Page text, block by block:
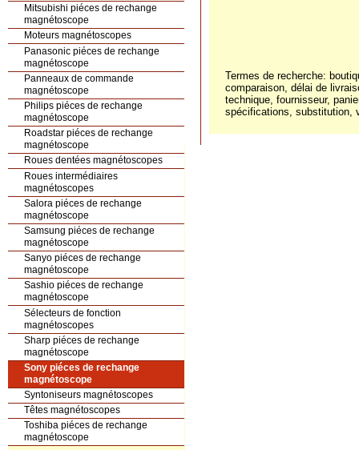
Mitsubishi piéces de rechange
magnétoscope
Moteurs magnétoscopes
Panasonic piéces de rechange
magnétoscope
Panneaux de commande
magnétoscope
Philips piéces de rechange
magnétoscope
Roadstar piéces de rechange
magnétoscope
Roues dentées magnétoscopes
Roues intermédiaires
magnétoscopes
Salora piéces de rechange
magnétoscope
Samsung piéces de rechange
magnétoscope
Sanyo piéces de rechange
magnétoscope
Sashio piéces de rechange
magnétoscope
Sélecteurs de fonction
magnétoscopes
Sharp piéces de rechange
magnétoscope
Sony piéces de rechange
magnétoscope
Syntoniseurs magnétoscopes
Têtes magnétoscopes
Toshiba piéces de rechange
magnétoscope
Termes de recherche:
comparaison, délai de
technique, fournisseur,
spécifications, substitution,